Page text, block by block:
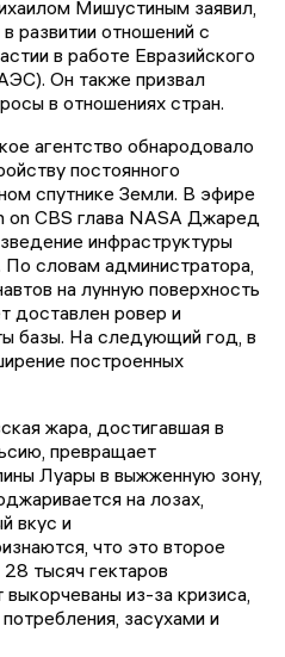
Мишустиным заявил,
развитии отношений с
в работе Евразийского
Он также призвал
в отношениях стран.
агентство обнародовало
постоянного
спутнике Земли. В эфире
CBS глава NASA Джаред
инфраструктуры
словам администратора,
на лунную поверхность
доставлен ровер и
базы. На следующий год, в
построенных
жара, достигавшая в
превращает
Луары в выжженную зону,
на лозах,
вкус и
что это второе
тысяч гектаров
из-за кризиса,
засухами и